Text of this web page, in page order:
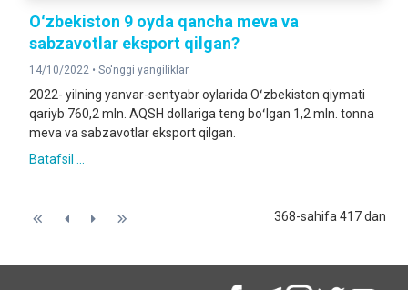
Oʻzbekiston 9 oyda qancha meva va
sabzavotlar eksport qilgan?
14/10/2022 • So'nggi yangiliklar
2022- yilning yanvar-sentyabr oylarida Oʻzbekiston qiymati
qariyb 760,2 mln. AQSH dollariga teng boʻlgan 1,2 mln. tonna
meva va sabzavotlar eksport qilgan.
Batafsil ...
368-sahifa 417 dan